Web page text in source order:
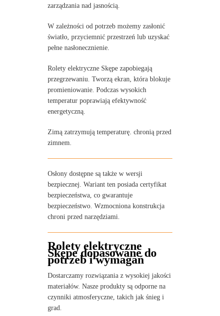
zarządzania nad jasnością.
W zależności od potrzeb możemy zasłonić
światło, przyciemnić przestrzeń lub uzyskać
pełne nasłonecznienie.
Rolety elektryczne Skępe zapobiegają
przegrzewaniu. Tworzą ekran, która blokuje
promieniowanie. Podczas wysokich
temperatur poprawiają efektywność
energetyczną.
Zimą zatrzymują temperaturę. chronią przed
zimnem.
Osłony dostępne są także w wersji
bezpiecznej. Wariant ten posiada certyfikat
bezpieczeństwa, co gwarantuje
bezpieczeństwo. Wzmocniona konstrukcja
chroni przed narzędziami.
Rolety elektryczne
Skępe dopasowane do
potrzeb i wymagań
Dostarczamy rozwiązania z wysokiej jakości
materiałów. Nasze produkty są odporne na
czynniki atmosferyczne, takich jak śnieg i
grad.